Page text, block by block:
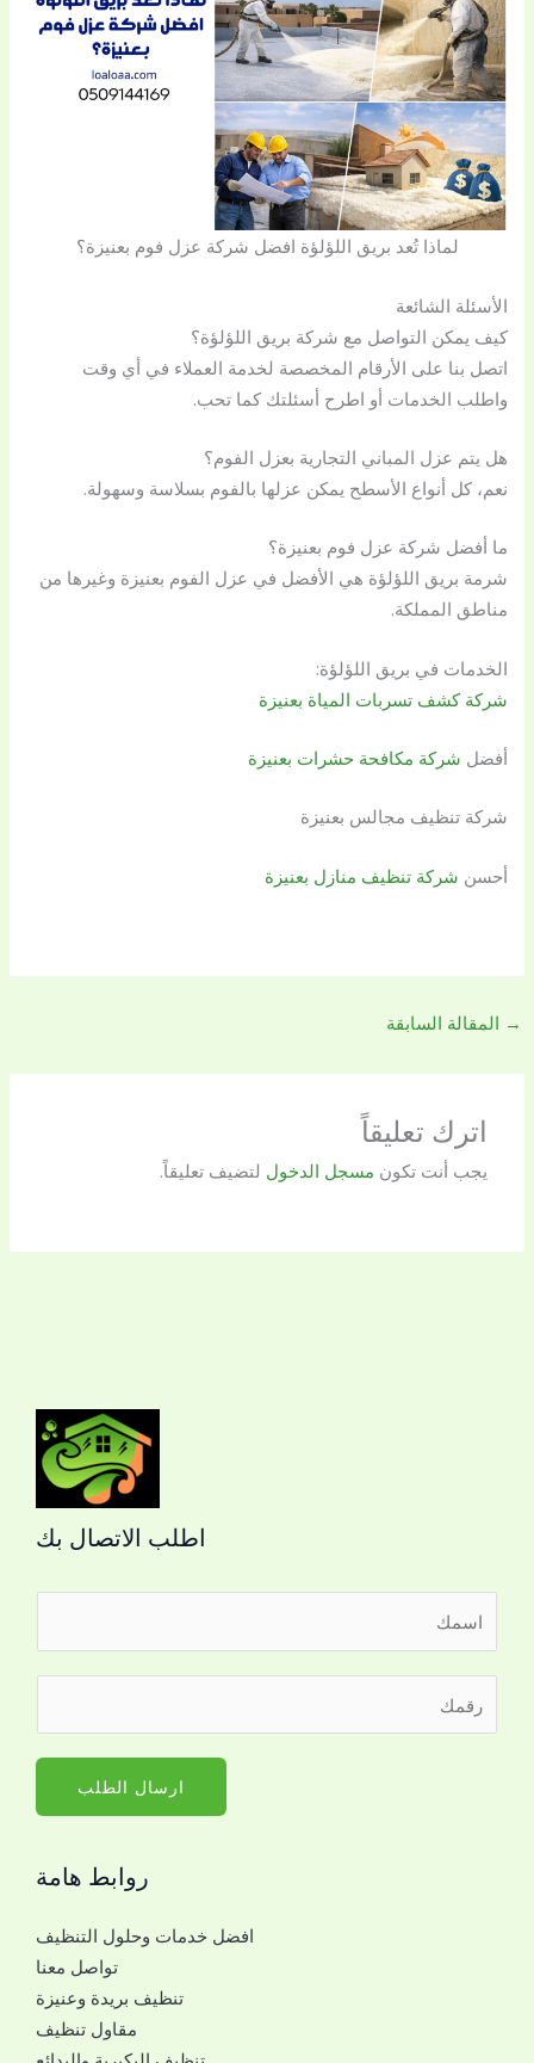
لماذا تُعد بريق اللؤلؤة افضل شركة عزل فوم بعنيزة؟
الأسئلة الشائعة
كيف يمكن التواصل مع شركة بريق اللؤلؤة؟
اتصل بنا على الأرقام المخصصة لخدمة العملاء في أي وقت
واطلب الخدمات أو اطرح أسئلتك كما تحب.
هل يتم عزل المباني التجارية بعزل الفوم؟
نعم، كل أنواع الأسطح يمكن عزلها بالفوم بسلاسة وسهولة.
ما أفضل شركة عزل فوم بعنيزة؟
شرمة بريق اللؤلؤة هي الأفضل في عزل الفوم بعنيزة وغيرها من
مناطق المملكة.
الخدمات في بريق اللؤلؤة:
شركة كشف تسربات المياة بعنيزة
أفضل شركة مكافحة حشرات بعنيزة
شركة تنظيف مجالس بعنيزة
أحسن شركة تنظيف منازل بعنيزة
→ المقالة السابقة
اترك تعليقاً
يجب أنت تكون مسجل الدخول لتضيف تعليقاً.
اطلب الاتصال بك
م
ارسال الطلب
روابط هامة
افضل خدمات وحلول التنظيف
تواصل معنا
تنظيف بريدة وعنيزة
مقاول تنظيف